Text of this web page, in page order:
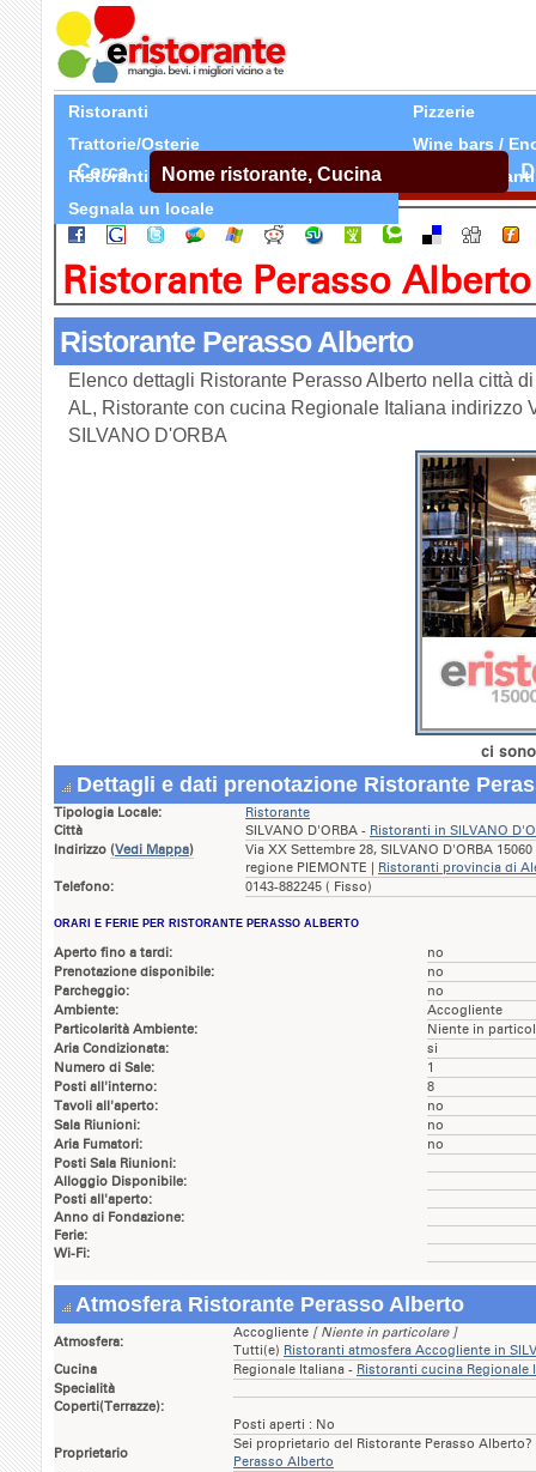
Ristoranti
Pizzerie
Trattorie/Osterie
Wine bars /
Ristoranti Etnici
Tutti Ristoranti
Segnala un locale
Cerca
Ristorante Perasso Alberto
Ristorante Perasso Alberto
Elenco dettagli Ristorante Perasso Alberto nella città
AL, Ristorante con cucina Regionale Italiana indirizzo
SILVANO D'ORBA
ci
Dettagli e dati prenotazione Ristorante
Tipologia Locale:
Ristorante
Città
SILVANO D'ORBA - Ristoranti in SILVANO
Indirizzo (Vedi Mappa)
Via XX Settembre 28, SILVANO D'ORBA
regione PIEMONTE | Ristoranti provincia di
Telefono:
0143-882245 ( Fisso)
ORARI E FERIE PER RISTORANTE PERASSO ALBERTO
Aperto fino a tardi:
no
Prenotazione disponibile:
no
Parcheggio:
no
Ambiente:
Accogliente
Particolarità Ambiente:
Niente in
Aria Condizionata:
si
Numero di Sale:
1
Posti all'interno:
8
Tavoli all'aperto:
no
Sala Riunioni:
no
Aria Fumatori:
no
Posti Sala Riunioni:
Alloggio Disponibile:
Posti all'aperto:
Anno di Fondazione:
Ferie:
Wi-Fi:
Atmosfera Ristorante Perasso Alberto
Atmosfera:
Accogliente [ Niente in particolare ]
Tutti(e) Ristoranti atmosfera Accogliente in
Cucina
Regionale Italiana - Ristoranti cucina Regionale
Specialità
Coperti(Terrazze):
Posti aperti : No
Proprietario
Sei proprietario del Ristorante Perasso Alberto?
Perasso Alberto